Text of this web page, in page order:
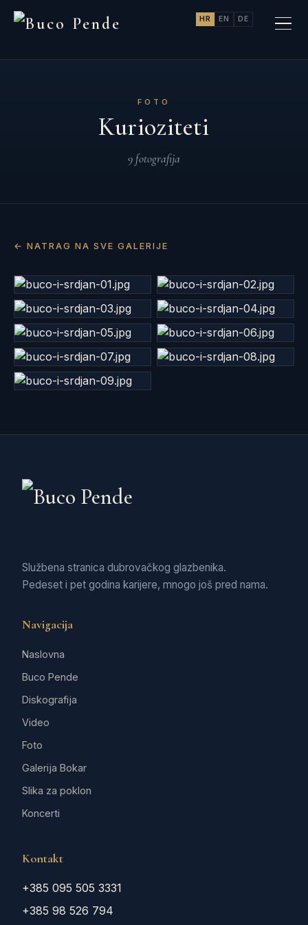
HR EN DE
FOTO
Kurioziteti
9 fotografija
← NATRAG NA SVE GALERIJE
Službena stranica dubrovačkog glazbenika.
Pedeset i pet godina karijere, mnogo još pred nama.
Navigacija
Naslovna
Buco Pende
Diskografija
Video
Foto
Galerija Bokar
Slika za poklon
Koncerti
Kontakt
+385 095 505 3331
+385 98 526 794